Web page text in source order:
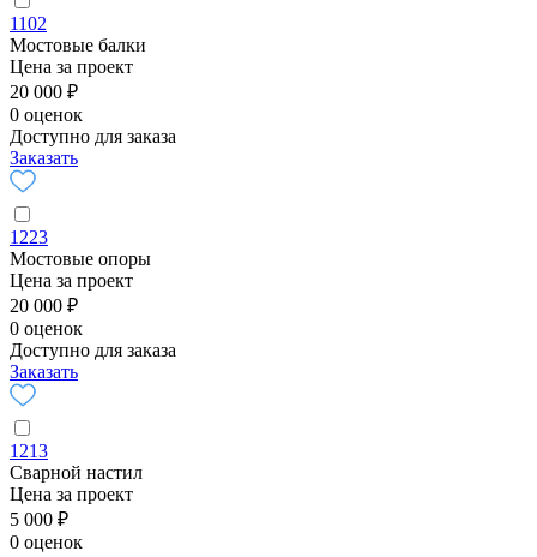
1102
Мостовые балки
Цена за проект
20 000 ₽
0 оценок
Доступно для заказа
Заказать
1223
Мостовые опоры
Цена за проект
20 000 ₽
0 оценок
Доступно для заказа
Заказать
1213
Сварной настил
Цена за проект
5 000 ₽
0 оценок